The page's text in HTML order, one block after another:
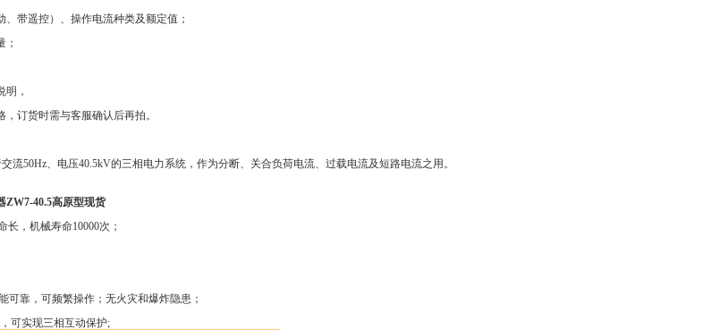
带遥控）、操作电流种类及额定值；
；
明，
订货时需与客服确认后再拍。
流50Hz、电压40.5kV的三相电力系统，作为分断、关合负荷电流、过载电流及短路电流之用。
ZW7-40.5高原型现货
，机械寿命10000次；
可靠，可频繁操作；无火灾和爆炸隐患；
可实现三相互动保护;